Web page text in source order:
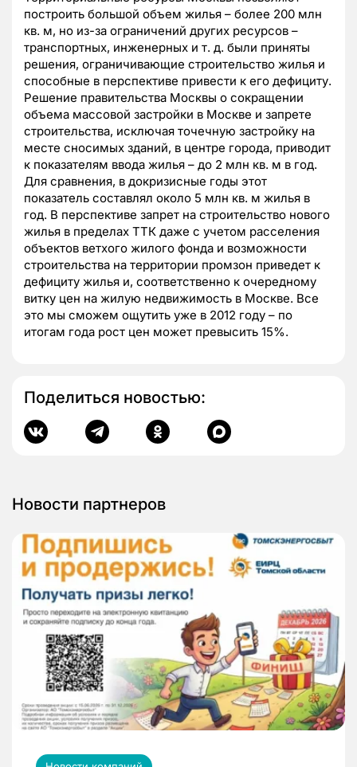
построить большой объем жилья – более 200 млн
кв. м, но из-за ограничений других ресурсов –
транспортных, инженерных и т. д. были приняты
решения, ограничивающие строительство жилья и
способные в перспективе привести к его дефициту.
Решение правительства Москвы о сокращении
объема массовой застройки в Москве и запрете
строительства, исключая точечную застройку на
месте сносимых зданий, в центре города, приводит
к показателям ввода жилья – до 2 млн кв. м в год.
Для сравнения, в докризисные годы этот
показатель составлял около 5 млн кв. м жилья в
год. В перспективе запрет на строительство нового
жилья в пределах ТТК даже с учетом расселения
объектов ветхого жилого фонда и возможности
строительства на территории промзон приведет к
дефициту жилья и, соответственно к очередному
витку цен на жилую недвижимость в Москве. Все
это мы сможем ощутить уже в 2012 году – по
итогам года рост цен может превысить 15%.
Поделиться новостью:
Новости партнеров